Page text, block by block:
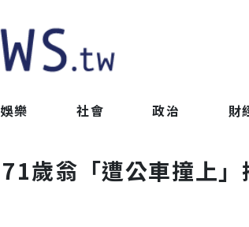
娛樂 社會 政治 財
歲翁「遭公車撞上